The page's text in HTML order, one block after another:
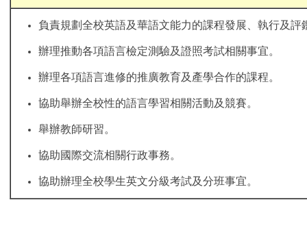
負責規劃全校英語及華語文能力的課程發展、執行及評
辦理推動各項語言檢定測驗及證照考試相關事宜。
辦理各項語言進修的推廣教育及產學合作的課程。
協助舉辦全校性的語言學習相關活動及競賽。
舉辦教師研習。
協助國際交流相關行政事務。
協助辦理全校學生英文分級考試及分班事宜。